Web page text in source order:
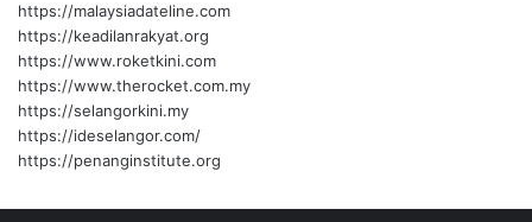
https://malaysiadateline.com
https://keadilanrakyat.org
https://www.roketkini.com
https://www.therocket.com.my
https://selangorkini.my
https://ideselangor.com/
https://penanginstitute.org